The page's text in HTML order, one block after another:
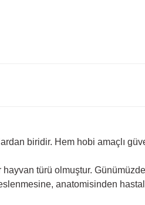
biridir. Hem hobi amaçlı
türü olmuştur.
anatomisinden